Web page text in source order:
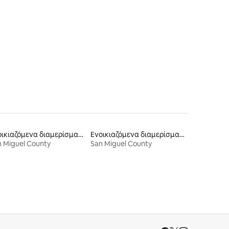
Ενοικιαζόμενα διαμερίσματα
Miguel County
Ενοικιαζόμενα διαμερίσματα
San Miguel County